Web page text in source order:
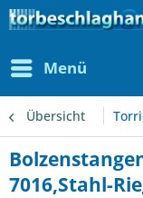
Menü
Übersicht
7016,Stahl-